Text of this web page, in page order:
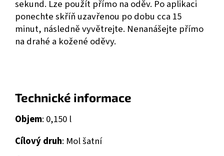
sekund. Lze použít přímo na oděv. Po aplikaci
ponechte skříň uzavřenou po dobu cca 15
minut, následně vyvětrejte. Nenanášejte přímo
na drahé a kožené oděvy.
Technické informace
Objem: 0,150 l
Cílový druh: Mol šatní